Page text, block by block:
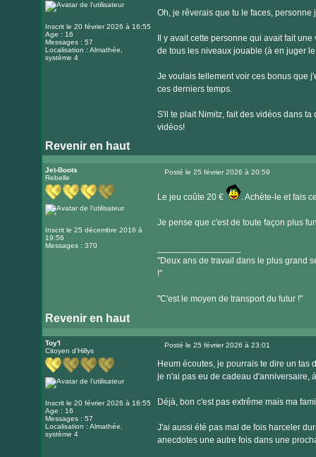
Inscrit le 20 février 2026 à 16:55
Age : 16
Messages : 57
Localisation : Almathée,
système 4
Oh, je rêverais que tu le faces,
Il y avait cette personne qui avait fait
de tous les niveaux jouable (à en juger
Je voulais tellement voir ces bonus que
ces derniers temps.
S'il te plait Nimitz, fait des vidéos dans
vidéos!
Revenir en haut
Jet-Boots
Rebelle
Inscrit le 25 décembre 2016 à
19:56
Messages : 370
Posté le 25 février 2026 à 20:59
Le jeu coûte 20 € . Achète-le et fais
Je pense que c'est de toute façon plus
"Deux ans de travail dans le plus grand
!"
"C'est le moyen de transport du futur !"
Revenir en haut
Toy'l
Citoyen d'Hillys
Inscrit le 20 février 2026 à 16:55
Age : 16
Messages : 57
Localisation : Almathée,
système 4
Posté le 25 février 2026 à 23:01
Heum écoutes, je pourrais te dire un tas
je n'ai pas eu de cadeau d'anniversaire,
Déjà, bon c'est pas extrême mais ma
J'ai aussi été pas mal de fois harceler
anecdotes une autre fois dans une